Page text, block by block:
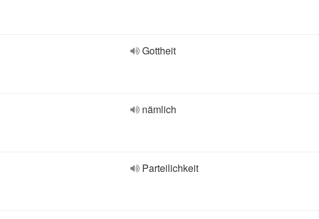
Gottheit
nämlich
Parteilichkeit